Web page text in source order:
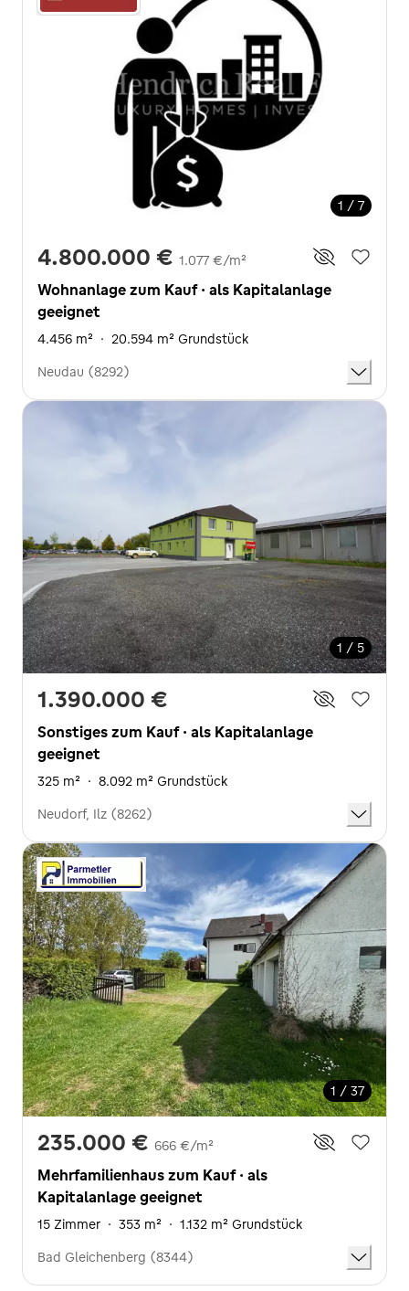
1 / 7
4.800.000 € 1.077 €/m²
Wohnanlage zum Kauf · als Kapitalanlage
geeignet
4.456 m² · 20.594 m² Grundstück
Neudau (8292)
1 / 5
1.390.000 €
Sonstiges zum Kauf · als Kapitalanlage
geeignet
325 m² · 8.092 m² Grundstück
Neudorf, Ilz (8262)
1 / 37
235.000 € 666 €/m²
Mehrfamilienhaus zum Kauf · als
Kapitalanlage geeignet
15 Zimmer · 353 m² · 1.132 m² Grundstück
Bad Gleichenberg (8344)